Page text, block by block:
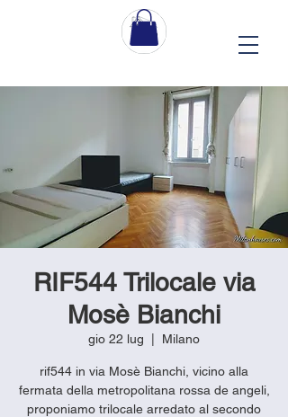
RIF544 Trilocale via
Mosè Bianchi
gio 22 lug Milano
rif544 in via Mosè Bianchi, vicino alla
fermata della metropolitana rossa de angeli,
proponiamo trilocale arredato al secondo